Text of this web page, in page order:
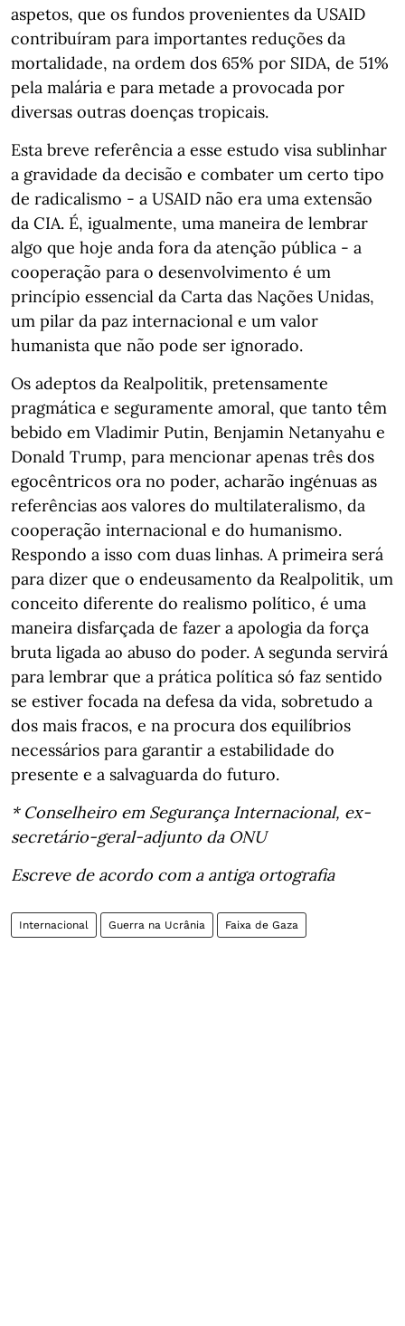
aspetos, que os fundos provenientes da USAID
contribuíram para importantes reduções da
mortalidade, na ordem dos 65% por SIDA, de 51%
pela malária e para metade a provocada por
diversas outras doenças tropicais.
Esta breve referência a esse estudo visa sublinhar
a gravidade da decisão e combater um certo tipo
de radicalismo - a USAID não era uma extensão
da CIA. É, igualmente, uma maneira de lembrar
algo que hoje anda fora da atenção pública - a
cooperação para o desenvolvimento é um
princípio essencial da Carta das Nações Unidas,
um pilar da paz internacional e um valor
humanista que não pode ser ignorado.
Os adeptos da Realpolitik, pretensamente
pragmática e seguramente amoral, que tanto têm
bebido em Vladimir Putin, Benjamin Netanyahu e
Donald Trump, para mencionar apenas três dos
egocêntricos ora no poder, acharão ingénuas as
referências aos valores do multilateralismo, da
cooperação internacional e do humanismo.
Respondo a isso com duas linhas. A primeira será
para dizer que o endeusamento da Realpolitik, um
conceito diferente do realismo político, é uma
maneira disfarçada de fazer a apologia da força
bruta ligada ao abuso do poder. A segunda servirá
para lembrar que a prática política só faz sentido
se estiver focada na defesa da vida, sobretudo a
dos mais fracos, e na procura dos equilíbrios
necessários para garantir a estabilidade do
presente e a salvaguarda do futuro.
* Conselheiro em Segurança Internacional, ex-
secretário-geral-adjunto da ONU
Escreve de acordo com a antiga ortografia
Internacional Guerra na Ucrânia Faixa de Gaza